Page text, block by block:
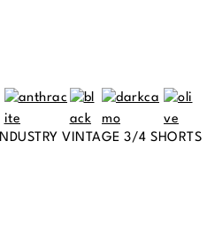
INDUSTRY VINTAGE 3/4 SHORTS